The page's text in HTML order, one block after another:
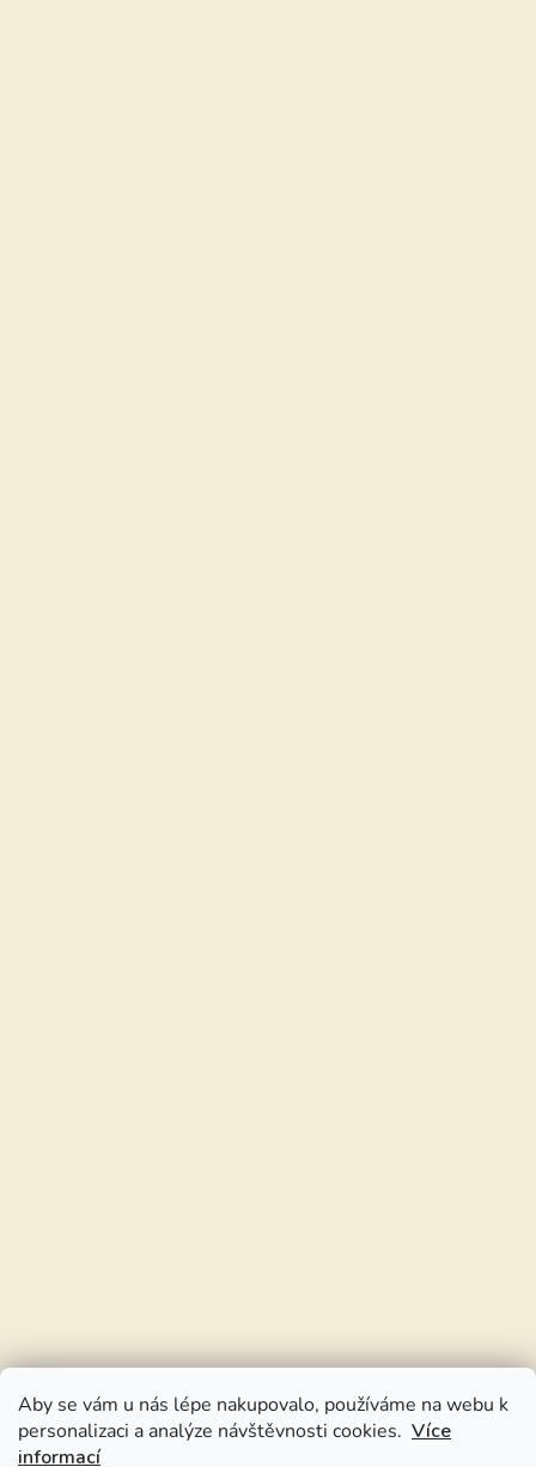
Aby se vám u nás lépe nakupovalo, používáme na webu k
personalizaci a analýze návštěvnosti cookies. Více
informací